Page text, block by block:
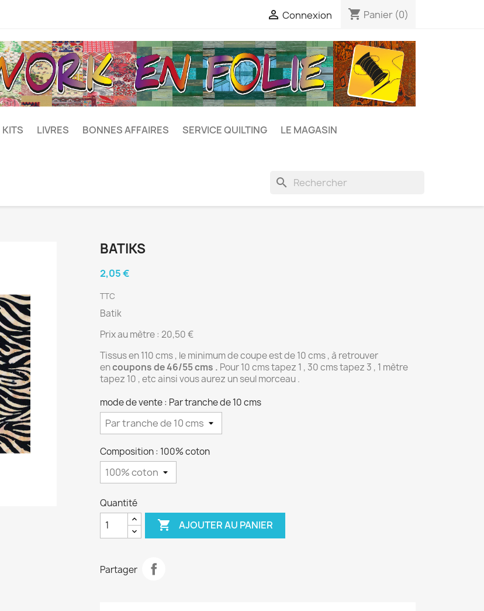
 Connexion shopping_cart Panier (0)
KITS LIVRES BONNES AFFAIRES SERVICE QUILTING
LE MAGASIN
search
BATIKS
2,05 €
TTC
Batik
Prix au mètre : 20,50 €
Tissus en 110 cms , le minimum de coupe est de 10 cms , à retrouver
encoupons de 46/55 cms . Pour 10 cms tapez 1 , 30 cms tapez 3 , 1 mètre
tapez 10 , etc ainsi vous aurez un seul morceau .
mode de vente : Par tranche de 10 cms
Composition : 100% coton
Quantité
 AJOUTER AU PANIER
Partager